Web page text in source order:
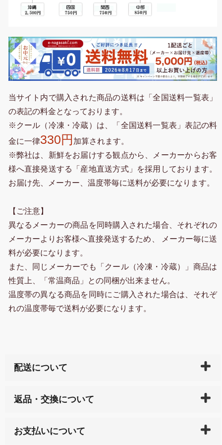
当サイト内で購入された商品の送料は「全国送料一覧表」
の表記の料金となっております。
※クール（冷凍・冷蔵）は、「全国送料一覧表」表記の料
金に一律330円 加算されます。
※弊社は、新鮮をお届けする観点から、メーカーからお客
様へ直接発送する「産地直送方式」を採用しております。
お届け先、メーカー、温度帯毎に送料が必要になります。
【ご注意】
異なるメーカーの商品を同時購入された場合、それぞれの
メーカーよりお客様へ直接発送するため、 メーカー毎に送
料が必要になります。
また、同じメーカーでも「クール（冷凍・冷蔵）」商品は
性質上、「常温商品」との同梱が出来ません。
温度帯の異なる商品を同時にご購入された場合は、それぞ
れの温度帯毎で送料が必要になります。
配送について
天ペイ」の方はご注文受付後）、 長崎県下全域に点在
サイト内で購入された商品の送料は、こちらの
全国送
返品・交換について
または配送途中の 事故などで不都合が生じている場合
お支払いについて